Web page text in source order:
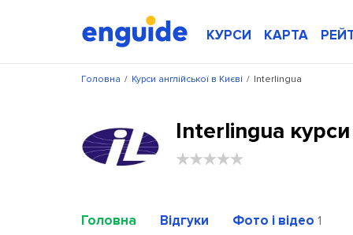
КУРСИ КАРТА
/
Головна /
Курси англійської в Києві Interlingua
Interlingua курси
Головна Відгуки Фото і відео 1